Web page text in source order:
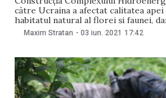
către Ucraina a afectat calitatea
habitatul natural al florei și faunei,
speciilor de pești. Concluzii în acest
Maxim Stratan - 03 iun. 2021 17:42